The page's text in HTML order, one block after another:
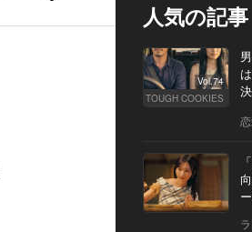
人気の記事
Vol.74
TOUGH COOKIES